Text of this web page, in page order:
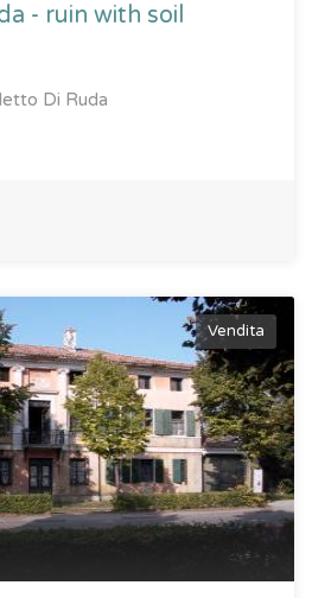
- ruin with soil
Di Ruda
Vendita